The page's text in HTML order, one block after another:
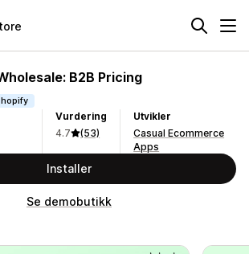
B2B Pricing
Vurdering
4.7
(53)
Utvikler
Casual Ecommerce
Apps
Installer
Se demobutikk